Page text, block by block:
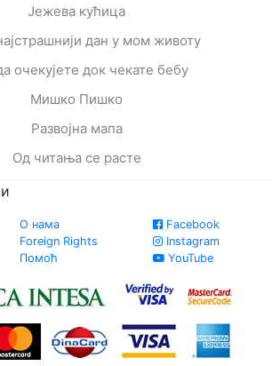
Јежева кућица
дан у мом животу
очекујете док чекате бебу
Мишко Пишко
Развојна мапа
Од читања се расте
О нама
Foreign Rights
Помоћ
Facebook
Instagram
YouTube